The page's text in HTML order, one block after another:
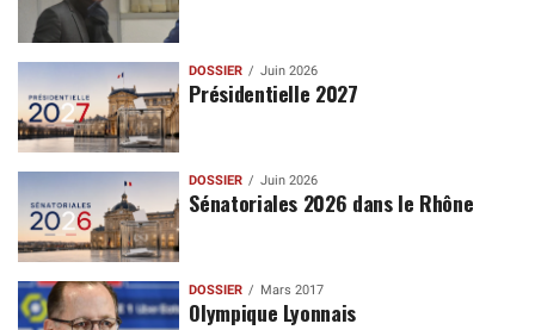
DOSSIER Juin 2026
Présidentielle 2027
DOSSIER Juin 2026
Sénatoriales 2026 dans le Rhône
DOSSIER Mars 2017
Olympique Lyonnais